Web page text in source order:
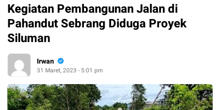
Kegiatan Pembangunan Jalan di
Pahandut Sebrang Diduga Proyek
Siluman
Irwan
31 Maret, 2023 - 5:01 pm